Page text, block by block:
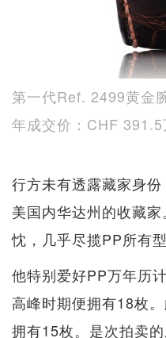
第一代Ref. 2499黄金
年成交价：CHF 391.5
行方未有透露藏家身
美国内华达州的收藏
忱，几乎尽揽PP所有型
他特别爱好PP万年历
高峰时期便拥有18枚
拥有15枚。是次拍卖